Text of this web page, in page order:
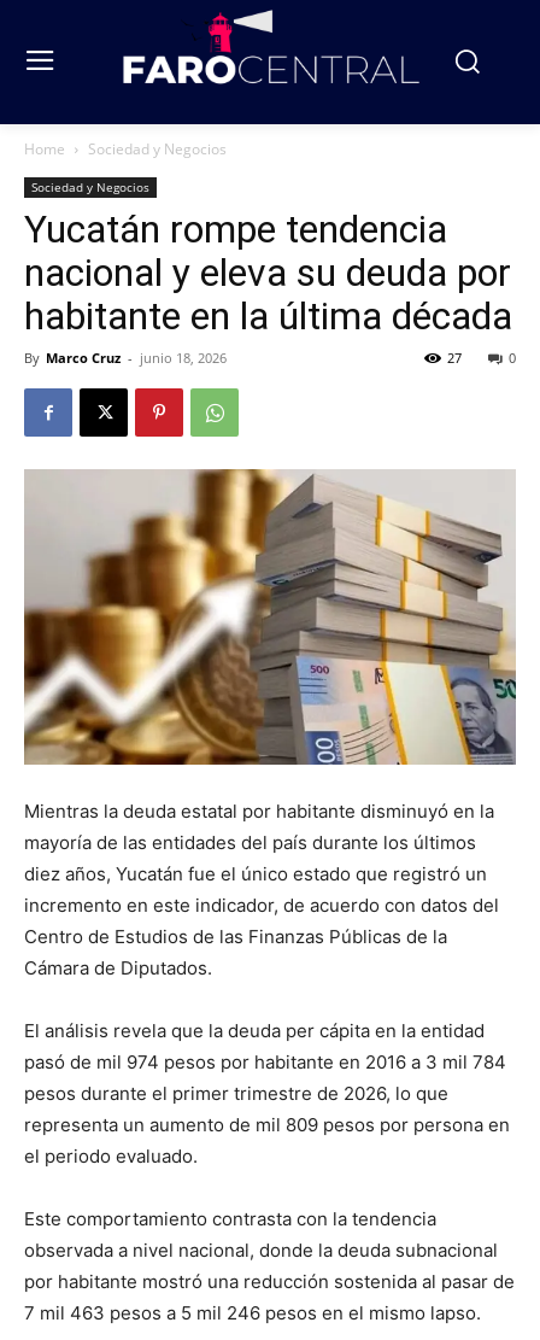
Home Sociedad y Negocios
Sociedad y Negocios
Yucatán rompe tendencia
nacional y eleva su deuda por
habitante en la última década
By Marco Cruz - junio 18, 2026 0
27
Mientras la deuda estatal por habitante disminuyó en la
mayoría de las entidades del país durante los últimos
diez años, Yucatán fue el único estado que registró un
incremento en este indicador, de acuerdo con datos del
Centro de Estudios de las Finanzas Públicas de la
Cámara de Diputados.
El análisis revela que la deuda per cápita en la entidad
pasó de mil 974 pesos por habitante en 2016 a 3 mil 784
pesos durante el primer trimestre de 2026, lo que
representa un aumento de mil 809 pesos por persona en
el periodo evaluado.
Este comportamiento contrasta con la tendencia
observada a nivel nacional, donde la deuda subnacional
por habitante mostró una reducción sostenida al pasar de
7 mil 463 pesos a 5 mil 246 pesos en el mismo lapso.